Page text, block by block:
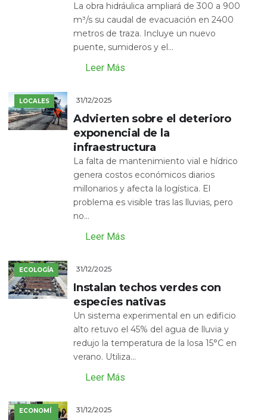
La obra hidráulica ampliará de 300 a 900
m³/s su caudal de evacuación en 2400
metros de traza. Incluye un nuevo
puente, sumideros y el...
Leer Más
LOCALES 31/12/2025
Advierten sobre el deterioro
exponencial de la
infraestructura
La falta de mantenimiento vial e hídrico
genera costos económicos diarios
millonarios y afecta la logística. El
problema es visible tras las lluvias, pero
no...
Leer Más
ECOLOGÍA 31/12/2025
Instalan techos verdes con
especies nativas
Un sistema experimental en un edificio
alto retuvo el 45% del agua de lluvia y
redujo la temperatura de la losa 15°C en
verano. Utiliza...
Leer Más
ECONOMÍ
31/12/2025